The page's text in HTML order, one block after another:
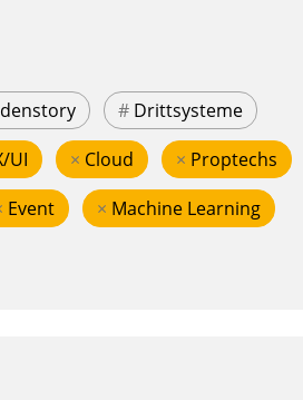
# Drittsysteme
UI × Cloud × Proptechs
Event × Machine Learning